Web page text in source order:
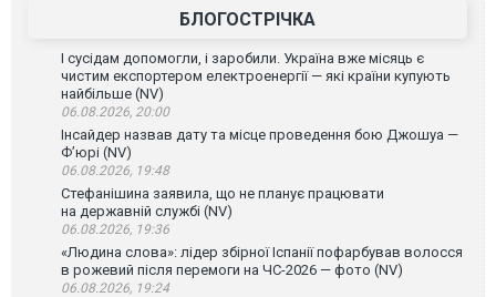
БЛОГОСТРІЧКА
І сусідам допомогли, і заробили. Україна вже місяць є
чистим експортером електроенергії — які країни купують
найбільше (NV)
06.08.2026, 20:00
Інсайдер назвав дату та місце проведення бою Джошуа —
Ф’юрі (NV)
06.08.2026, 19:48
Стефанішина заявила, що не планує працювати
на державній службі (NV)
06.08.2026, 19:36
«Людина слова»: лідер збірної Іспанії пофарбував волосся
в рожевий після перемоги на ЧС-2026 — фото (NV)
06.08.2026, 19:24